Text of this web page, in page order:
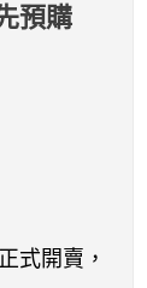
預購
式開賣，